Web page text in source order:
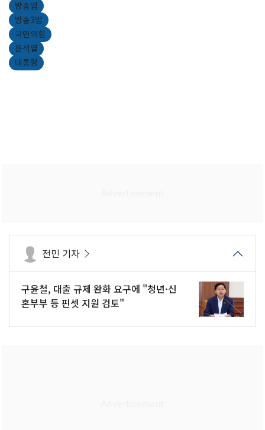
방송법
방송3법
국민의힘
윤석열
대통령
전민 기자
구윤철, 대출 규제 완화 요구에 "청년·신
혼부부 등 핀셋 지원 검토"